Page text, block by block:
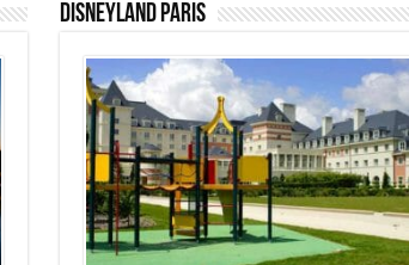
Disneyland Paris